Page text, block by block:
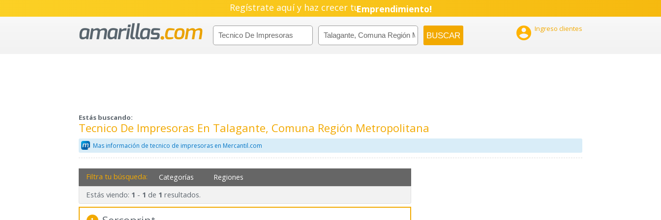
Regístrate aquí y haz crecer tuEmprendimiento!
 Ingreso clientes
Estás buscando:
Tecnico De Impresoras En Talagante, Comuna Región Metropolitana
Mas información de tecnico de impresoras en Mercantil.com
Filtra tu búsqueda: Categorías Regiones
Estás viendo: 1 - 1 de 1 resultados.